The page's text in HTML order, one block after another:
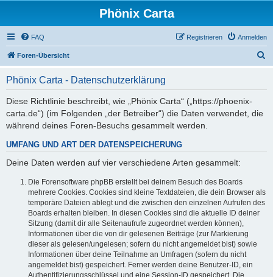
Phönix Carta
FAQ Anmelden
Registrieren
Foren-Übersicht
Phönix Carta - Datenschutzerklärung
Diese Richtlinie beschreibt, wie „Phönix Carta“ („https://phoenix-
carta.de“) (im Folgenden „der Betreiber“) die Daten verwendet, die
während deines Foren-Besuchs gesammelt werden.
UMFANG UND ART DER DATENSPEICHERUNG
Deine Daten werden auf vier verschiedene Arten gesammelt:
Die Forensoftware phpBB erstellt bei deinem Besuch des Boards
mehrere Cookies. Cookies sind kleine Textdateien, die dein Browser als
temporäre Dateien ablegt und die zwischen den einzelnen Aufrufen des
Boards erhalten bleiben. In diesen Cookies sind die aktuelle ID deiner
Sitzung (damit dir alle Seitenaufrufe zugeordnet werden können),
Informationen über die von dir gelesenen Beiträge (zur Markierung
dieser als gelesen/ungelesen; sofern du nicht angemeldet bist) sowie
Informationen über deine Teilnahme an Umfragen (sofern du nicht
angemeldet bist) gespeichert. Ferner werden deine Benutzer-ID, ein
Authentifizierungsschlüssel und eine Session-ID gespeichert. Die